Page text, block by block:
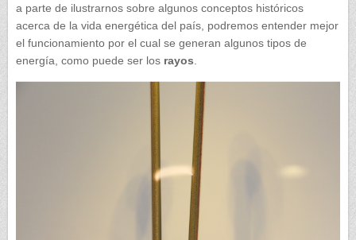
a parte de ilustrarnos sobre algunos conceptos históricos
acerca de la vida energética del país, podremos entender mejor
el funcionamiento por el cual se generan algunos tipos de
energía, como puede ser los rayos